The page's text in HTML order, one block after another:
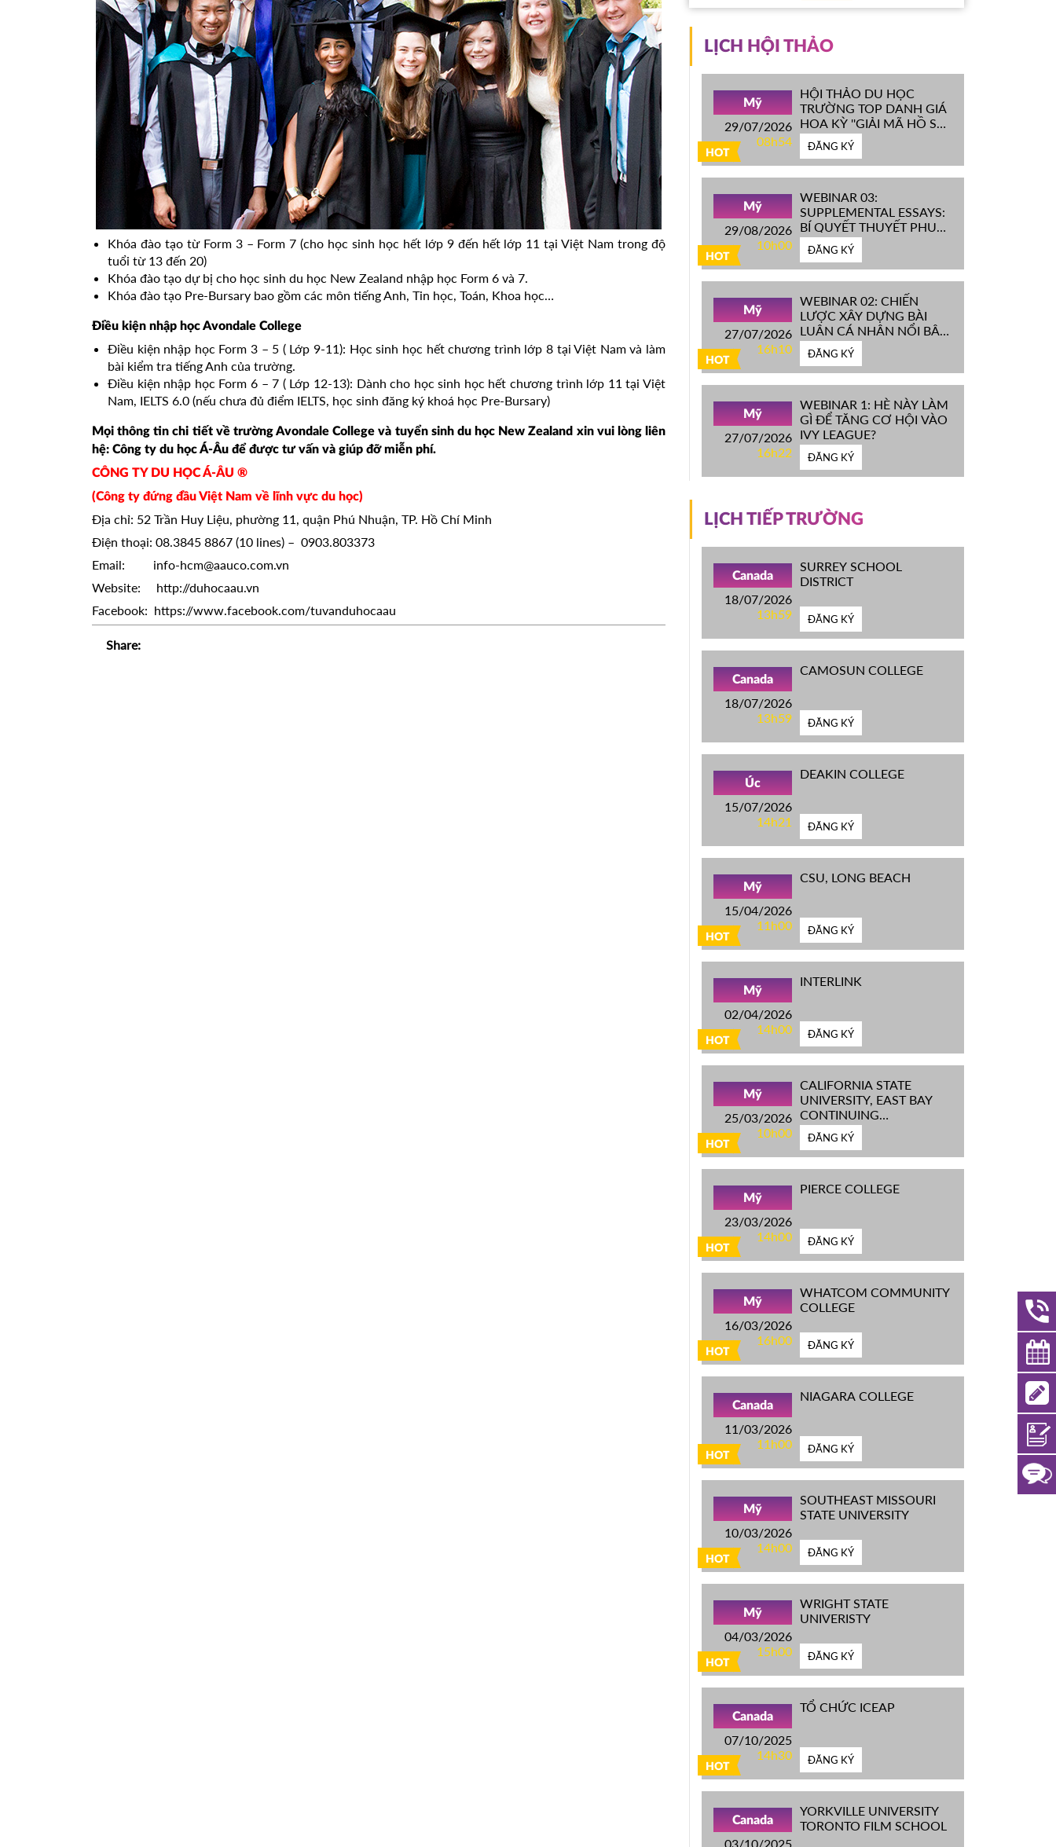
Khóa đào tạo từ Form 3 – Form 7 (cho học sinh học hết lớp 9 đến hết lớp 11 tại Việt Nam trong độ
tuổi từ 13 đến 20)
Khóa đào tạo dự bị cho học sinh du học New Zealand nhập học Form 6 và 7.
Khóa đào tạo Pre-Bursary bao gồm các môn tiếng Anh, Tin học, Toán, Khoa học…
Điều kiện nhập học Avondale College
Điều kiện nhập học Form 3 – 5 ( Lớp 9-11): Học sinh học hết chương trình lớp 8 tại Việt Nam và làm
bài kiểm tra tiếng Anh của trường.
Điều kiện nhập học Form 6 – 7 ( Lớp 12-13): Dành cho học sinh học hết chương trình lớp 11 tại Việt
Nam, IELTS 6.0 (nếu chưa đủ điểm IELTS, học sinh đăng ký khoá học Pre-Bursary)
Mọi thông tin chi tiết về trường Avondale College và tuyển sinh du học New Zealand xin vui lòng liên
hệ: Công ty du học Á-Âu để được tư vấn và giúp đỡ miễn phí.
CÔNG TY DU HỌC Á-ÂU ®
(Công ty đứng đầu Việt Nam về lĩnh vực du học)
Địa chỉ: 52 Trần Huy Liệu, phường 11, quận Phú Nhuận, TP. Hồ Chí Minh
Điện thoại: 08.3845 8867 (10 lines) – 0903.803373
Email: info-hcm@aauco.com.vn
Website: http://duhocaau.vn
Facebook: https://www.facebook.com/tuvanduhocaau
Share:
LỊCH HỘI THẢO
HOT
Mỹ
29/07/2026
08h54
HỘI THẢO DU HỌC
TRƯỜNG TOP DANH GIÁ
HOA KỲ ''GIẢI MÃ HỒ SƠ
IVY LEAGUE''
ĐĂNG KÝ
HOT
Mỹ
29/08/2026
10h00
WEBINAR 03:
SUPPLEMENTAL ESSAYS:
BÍ QUYẾT THUYẾT PHỤC
HỘI ĐỒNG TUYỂN SINH
ĐH TOP ĐẦU MỸ
ĐĂNG KÝ
HOT
Mỹ
27/07/2026
16h10
WEBINAR 02: CHIẾN
LƯỢC XÂY DỰNG BÀI
LUẬN CÁ NHÂN NỔI BẬT
CHINH PHỤC ĐH TOP
ĐẦU MỸ
ĐĂNG KÝ
Mỹ
27/07/2026
16h22
WEBINAR 1: HÈ NÀY LÀM
GÌ ĐỂ TĂNG CƠ HỘI VÀO
IVY LEAGUE?
ĐĂNG KÝ
LỊCH TIẾP TRƯỜNG
Canada
18/07/2026
13h59
SURREY SCHOOL
DISTRICT
ĐĂNG KÝ
Canada
18/07/2026
13h59
CAMOSUN COLLEGE
ĐĂNG KÝ
Úc
15/07/2026
14h21
DEAKIN COLLEGE
ĐĂNG KÝ
HOT
Mỹ
15/04/2026
11h00
CSU, LONG BEACH
ĐĂNG KÝ
HOT
Mỹ
02/04/2026
14h00
INTERLINK
ĐĂNG KÝ
HOT
Mỹ
25/03/2026
10h00
CALIFORNIA STATE
UNIVERSITY, EAST BAY
CONTINUING
EDUCATION
ĐĂNG KÝ
HOT
Mỹ
23/03/2026
14h00
PIERCE COLLEGE
ĐĂNG KÝ
HOT
Mỹ
16/03/2026
16h00
WHATCOM COMMUNITY
COLLEGE
ĐĂNG KÝ
HOT
Canada
11/03/2026
11h00
NIAGARA COLLEGE
ĐĂNG KÝ
HOT
Mỹ
10/03/2026
14h00
SOUTHEAST MISSOURI
STATE UNIVERSITY
ĐĂNG KÝ
HOT
Mỹ
04/03/2026
15h00
WRIGHT STATE
UNIVERISTY
ĐĂNG KÝ
HOT
Canada
07/10/2025
14h30
TỔ CHỨC ICEAP
ĐĂNG KÝ
Canada
03/10/2025
YORKVILLE UNIVERSITY
TORONTO FILM SCHOOL